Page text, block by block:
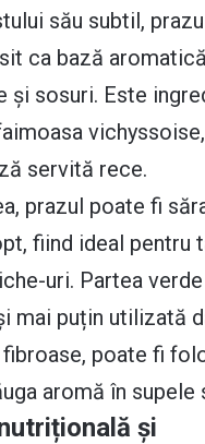
său subtil,
ca bază
și sosuri. Este
servită rece.
prazul poate fi
fiind ideal pentru
uri. Partea verde
mai puțin utilizată
poate fi
aromă în supele
și